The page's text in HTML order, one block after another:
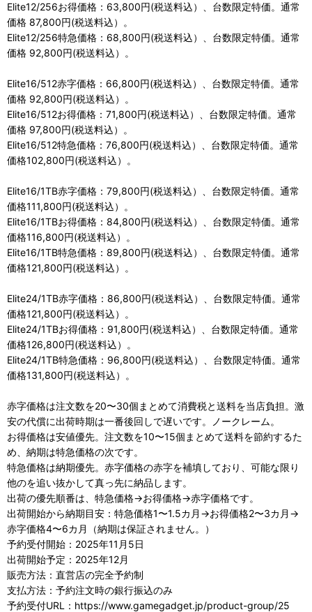
Elite12/256お得価格：63,800円(税送料込）、台数限定特価。通常
価格 87,800円(税送料込）。
Elite12/256特急価格：68,800円(税送料込）、台数限定特価。通常
価格 92,800円(税送料込）。
Elite16/512赤字価格：66,800円(税送料込）、台数限定特価。通常
価格 92,800円(税送料込）。
Elite16/512お得価格：71,800円(税送料込）、台数限定特価。通常
価格 97,800円(税送料込）。
Elite16/512特急価格：76,800円(税送料込）、台数限定特価。通常
価格102,800円(税送料込）。
Elite16/1TB赤字価格：79,800円(税送料込）、台数限定特価。通常
価格111,800円(税送料込）。
Elite16/1TBお得価格：84,800円(税送料込）、台数限定特価。通常
価格116,800円(税送料込）。
Elite16/1TB特急価格：89,800円(税送料込）、台数限定特価。通常
価格121,800円(税送料込）。
Elite24/1TB赤字価格：86,800円(税送料込）、台数限定特価。通常
価格121,800円(税送料込）。
Elite24/1TBお得価格：91,800円(税送料込）、台数限定特価。通常
価格126,800円(税送料込）。
Elite24/1TB特急価格：96,800円(税送料込）、台数限定特価。通常
価格131,800円(税送料込）。
赤字価格は注文数を20〜30個まとめて消費税と送料を当店負担。激
安の代償に出荷時期は一番後回しで遅いです。ノークレーム。
お得価格は安値優先。注文数を10〜15個まとめて送料を節約するた
め、納期は特急価格の次です。
特急価格は納期優先。赤字価格の赤字を補填しており、可能な限り
他のを追い抜かして真っ先に納品します。
出荷の優先順番は、特急価格→お得価格→赤字価格です。
出荷開始から納期目安：特急価格1〜1.5カ月→お得価格2〜3カ月→
赤字価格4〜6カ月（納期は保証されません。）
予約受付開始：2025年11月5日
出荷開始予定：2025年12月
販売方法：直営店の完全予約制
支払方法：予約注文時の銀行振込のみ
予約受付URL：https://www.gamegadget.jp/product-group/25